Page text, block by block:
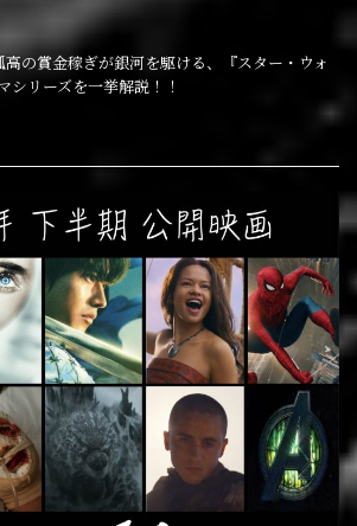
の賞金稼ぎが銀河を駆ける、『スター・ウォ
シリーズを一挙解説！！